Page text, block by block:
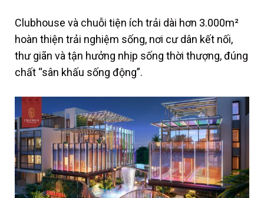
Clubhouse và chuỗi tiện ích trải dài hơn 3.000m²
hoàn thiện trải nghiệm sống, nơi cư dân kết nối,
thư giãn và tận hưởng nhịp sống thời thượng, đúng
chất “sân khấu sống động”.